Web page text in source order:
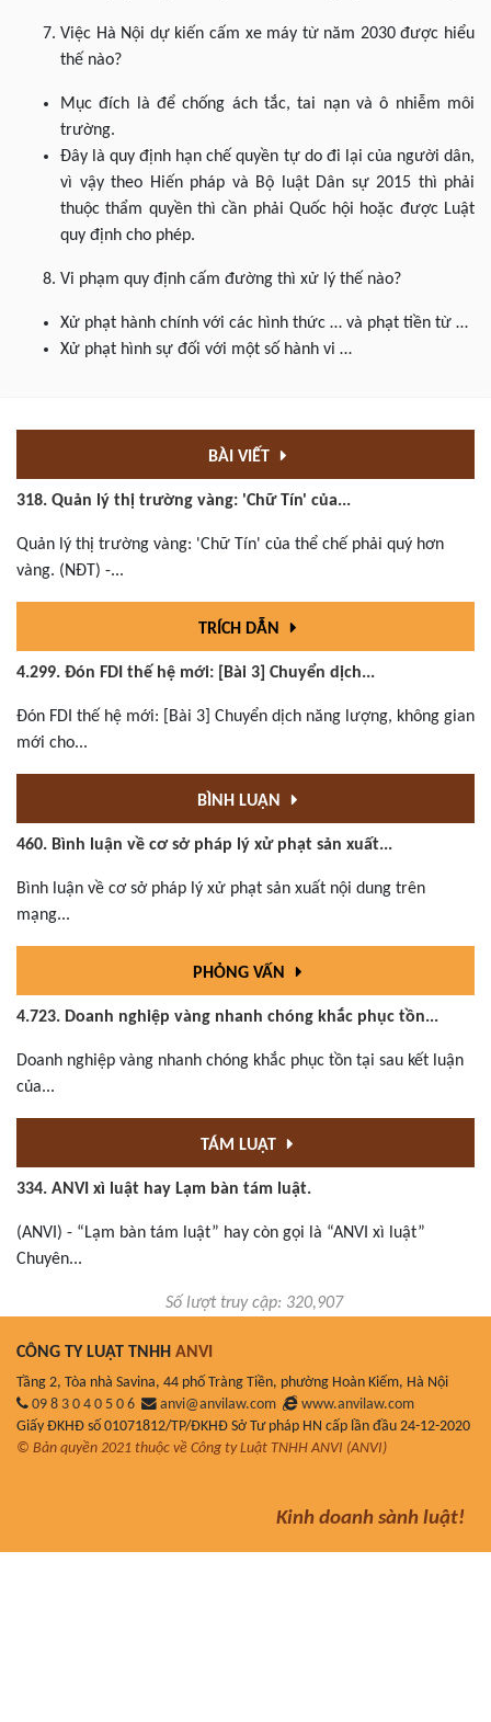
Việc Hà Nội dự kiến cấm xe máy từ năm 2030 được hiểu
thế nào?
Mục đích là để chống ách tắc, tai nạn và ô nhiễm môi
trường.
Đây là quy định hạn chế quyền tự do đi lại của người dân,
vì vậy theo Hiến pháp và Bộ luật Dân sự 2015 thì phải
thuộc thẩm quyền thì cần phải Quốc hội hoặc được Luật
quy định cho phép.
Vi phạm quy định cấm đường thì xử lý thế nào?
Xử phạt hành chính với các hình thức … và phạt tiền từ …
Xử phạt hình sự đối với một số hành vi …
BÀI VIẾT
318. Quản lý thị trường vàng: 'Chữ Tín' của...
Quản lý thị trường vàng: 'Chữ Tín' của thể chế phải quý hơn
vàng. (NĐT) -...
TRÍCH DẪN
4.299. Đón FDI thế hệ mới: [Bài 3] Chuyển dịch...
Đón FDI thế hệ mới: [Bài 3] Chuyển dịch năng lượng, không gian
mới cho...
BÌNH LUẬN
460. Bình luận về cơ sở pháp lý xử phạt sản xuất...
Bình luận về cơ sở pháp lý xử phạt sản xuất nội dung trên
mạng...
PHỎNG VẤN
4.723. Doanh nghiệp vàng nhanh chóng khắc phục tồn...
Doanh nghiệp vàng nhanh chóng khắc phục tồn tại sau kết luận
của...
TÁM LUẬT
334. ANVI xì luật hay Lạm bàn tám luật.
(ANVI) - “Lạm bàn tám luật” hay còn gọi là “ANVI xì luật”
Chuyên...
Số lượt truy cập: 320,907
CÔNG TY LUẬT TNHH ANVI
Tầng 2, Tòa nhà Savina, 44 phố Tràng Tiền, phường Hoàn Kiếm, Hà Nội
09 8 3 0 4 0 5 0 6
anvi@anvilaw.com
www.anvilaw.com
Giấy ĐKHĐ số 01071812/TP/ĐKHĐ Sở Tư pháp HN cấp lần đầu 24-12-2020
© Bản quyền 2021 thuộc về Công ty Luật TNHH ANVI (ANVI)
Kinh doanh sành luật!